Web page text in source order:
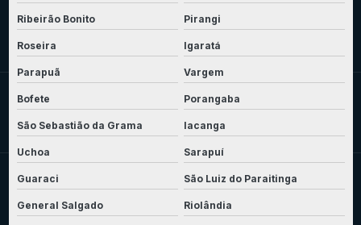
Ribeirão Bonito Pirangi
Roseira Igaratá
Parapuã Vargem
Bofete Porangaba
São Sebastião da Grama Iacanga
Uchoa Sarapuí
Guaraci São Luiz do Paraitinga
General Salgado Riolândia